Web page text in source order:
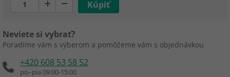
Neviete si vybrať?
Poradíme vám s výberom a pomôžeme vám s objednávkou
+420 608 53 58 52
po–pia 09:00-15:00